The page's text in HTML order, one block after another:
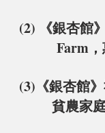
(2) 《銀杏館
Farm
(3)《銀杏館
貧農家庭